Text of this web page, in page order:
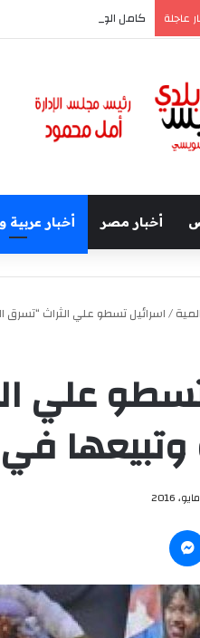
عاجلة كامل الوزير وزير النقل يجري
أخبار مصر أخبار عربية
/اسرائيل تسطو علي الثراث
علي